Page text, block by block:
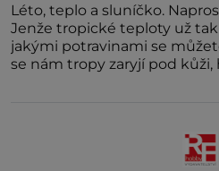
Léto, teplo a sluníčko.
Jenže tropické teploty už
jakými potravinami se
se nám tropy zaryjí pod